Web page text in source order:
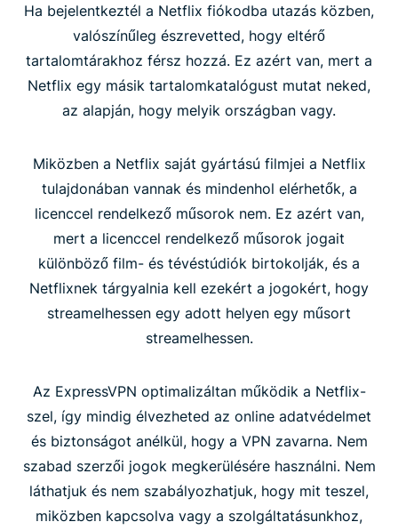
Ha bejelentkeztél a Netflix fiókodba utazás közben,
valószínűleg észrevetted, hogy eltérő
tartalomtárakhoz férsz hozzá. Ez azért van, mert a
Netflix egy másik tartalomkatalógust mutat neked,
az alapján, hogy melyik országban vagy.
Miközben a Netflix saját gyártású filmjei a Netflix
tulajdonában vannak és mindenhol elérhetők, a
licenccel rendelkező műsorok nem. Ez azért van,
mert a licenccel rendelkező műsorok jogait
különböző film- és tévéstúdiók birtokolják, és a
Netflixnek tárgyalnia kell ezekért a jogokért, hogy
streamelhessen egy adott helyen egy műsort
streamelhessen.
Az ExpressVPN optimalizáltan működik a Netflix-
szel, így mindig élvezheted az online adatvédelmet
és biztonságot anélkül, hogy a VPN zavarna. Nem
szabad szerzői jogok megkerülésére használni. Nem
láthatjuk és nem szabályozhatjuk, hogy mit teszel,
miközben kapcsolva vagy a szolgáltatásunkhoz,